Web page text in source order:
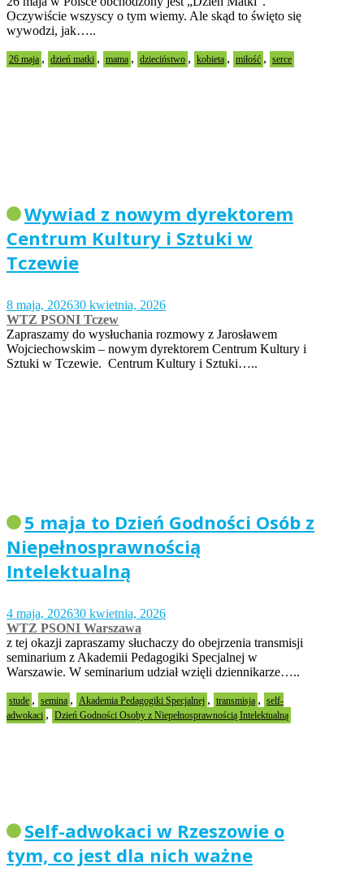
Oczywiście wszyscy o tym wiemy. Ale skąd to święto się
wywodzi, jak…..
26 maja , dzień matki , mama , dzieciństwo , kobieta , miłość , serce
Wywiad z nowym dyrektorem
Centrum Kultury i Sztuki w
Tczewie
8 maja, 202630 kwietnia, 2026
WTZ PSONI Tczew
Zapraszamy do wysłuchania rozmowy z Jarosławem
Wojciechowskim – nowym dyrektorem Centrum Kultury i
Sztuki w Tczewie. Centrum Kultury i Sztuki…..
5 maja to Dzień Godności Osób z
Niepełnosprawnością
Intelektualną
4 maja, 202630 kwietnia, 2026
WTZ PSONI Warszawa
z tej okazji zapraszamy słuchaczy do obejrzenia transmisji
seminarium z Akademii Pedagogiki Specjalnej w
Warszawie. W seminarium udział wzięli dziennikarze…..
stude , semina , Akademia Pedagogiki Specjalnej , transmisja , self-
adwokaci , Dzień Godności Osoby z Niepełnosprawnością Intelektualną
Self-adwokaci w Rzeszowie o
tym, co jest dla nich ważne